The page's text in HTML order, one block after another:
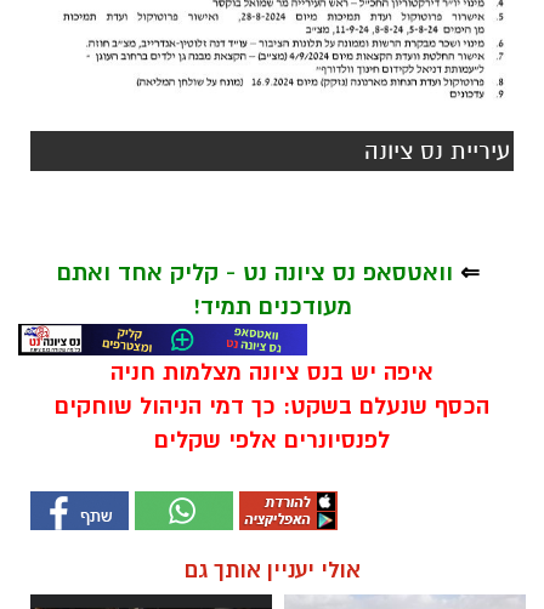
עיריית נס ציונה
⇐ וואטסאפ נס ציונה נט - קליק אחד ואתם
מעודכנים תמיד!
איפה יש בנס ציונה מצלמות חניה
הכסף שנעלם בשקט: כך דמי הניהול שוחקים
לפנסיונרים אלפי שקלים
אולי יעניין אותך גם